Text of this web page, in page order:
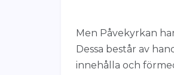
Men Påvekyrkan
Dessa består av
innehålla och